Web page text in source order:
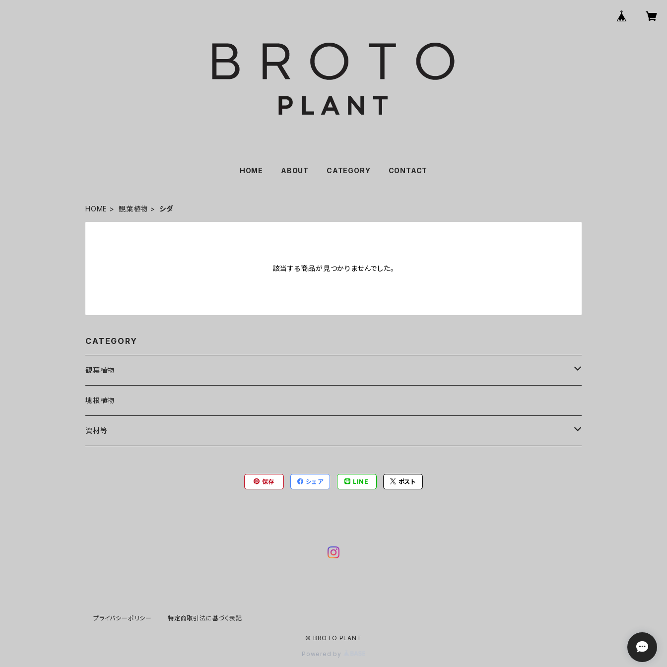
HOME ABOUT CATEGORY CONTACT
HOME 観葉植物 シダ
該当する商品が見つかりませんでした。
CATEGORY
観葉植物
カラテア
シダ
塊根植物
資材等
保存 シェア LINE ポスト
プライバシーポリシー 特定商取引法に基づく表記
© BROTO PLANT
Powered by